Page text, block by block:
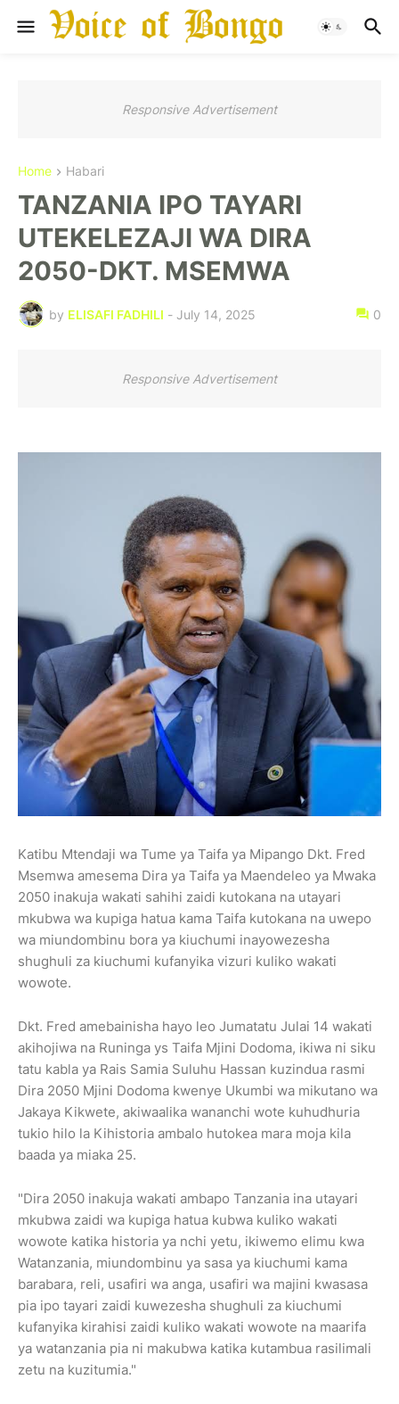
Responsive Advertisement
Home Habari
TANZANIA IPO TAYARI
UTEKELEZAJI WA DIRA
2050-DKT. MSEMWA
by ELISAFI FADHILI - July 14, 2025 0
Responsive Advertisement
Katibu Mtendaji wa Tume ya Taifa ya Mipango Dkt. Fred
Msemwa amesema Dira ya Taifa ya Maendeleo ya Mwaka
2050 inakuja wakati sahihi zaidi kutokana na utayari
mkubwa wa kupiga hatua kama Taifa kutokana na uwepo
wa miundombinu bora ya kiuchumi inayowezesha
shughuli za kiuchumi kufanyika vizuri kuliko wakati
wowote.
Dkt. Fred amebainisha hayo leo Jumatatu Julai 14 wakati
akihojiwa na Runinga ys Taifa Mjini Dodoma, ikiwa ni siku
tatu kabla ya Rais Samia Suluhu Hassan kuzindua rasmi
Dira 2050 Mjini Dodoma kwenye Ukumbi wa mikutano wa
Jakaya Kikwete, akiwaalika wananchi wote kuhudhuria
tukio hilo la Kihistoria ambalo hutokea mara moja kila
baada ya miaka 25.
"Dira 2050 inakuja wakati ambapo Tanzania ina utayari
mkubwa zaidi wa kupiga hatua kubwa kuliko wakati
wowote katika historia ya nchi yetu, ikiwemo elimu kwa
Watanzania, miundombinu ya sasa ya kiuchumi kama
barabara, reli, usafiri wa anga, usafiri wa majini kwasasa
pia ipo tayari zaidi kuwezesha shughuli za kiuchumi
kufanyika kirahisi zaidi kuliko wakati wowote na maarifa
ya watanzania pia ni makubwa katika kutambua rasilimali
zetu na kuzitumia."